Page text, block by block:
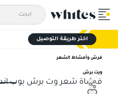
اختر طريقة التوصيل
فرش وأمشاط الشعر
ويت برش
فرشاة شعر وت برش بوب اند